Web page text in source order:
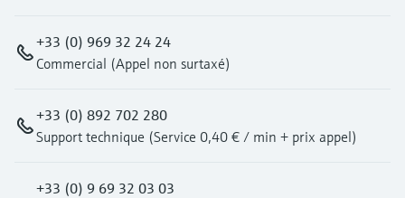
+33 (0) 969 32 24 24
Commercial (Appel non surtaxé)
+33 (0) 892 702 280
Support technique (Service 0,40 € / min + prix appel)
+33 (0) 9 69 32 03 03